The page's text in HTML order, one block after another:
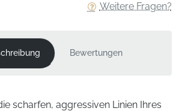
Weitere Fragen?
Bewertungen
scharfen, aggressiven Linien Ihres